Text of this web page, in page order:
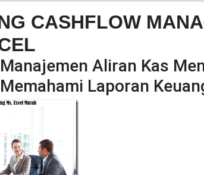
CASHFLOW
Aliran Kas
Laporan